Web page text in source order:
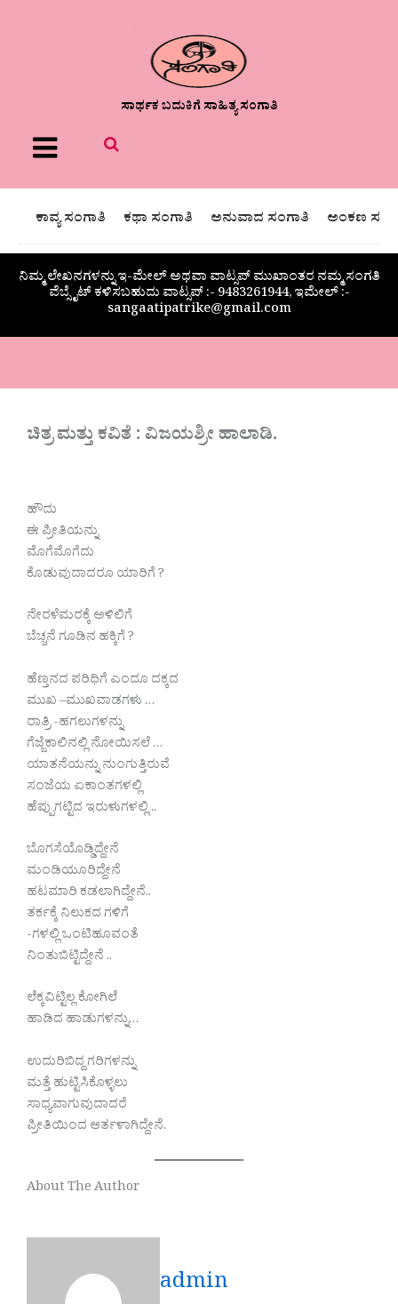
ಸಾರ್ಥಕ ಬದುಕಿಗೆ ಸಾಹಿತ್ಯ ಸಂಗಾತಿ
Menu
ಕಾವ್ಯ ಸಂಗಾತಿ ಕಥಾ ಸಂಗಾತಿ ಅನುವಾದ ಸಂಗಾತಿ ಅಂಕಣ
ನಿಮ್ಮ ಲೇಖನಗಳನ್ನು ಇ-ಮೇಲ್ ಅಥವಾ ವಾಟ್ಸಪ್ ಮುಖಾಂತರ ನಮ್ಮ ಸಂಗತಿ
ವೆಬ್ಸೈಟ್ ಕಳಿಸಬಹುದು ವಾಟ್ಸಪ್‌ :- 9483261944, ಇಮೇಲ್ :-
sangaatipatrike@gmail.com
ಚಿತ್ರ ಮತ್ತು ಕವಿತೆ : ವಿಜಯಶ್ರೀ ಹಾಲಾಡಿ.
ಹೌದು
ಈ ಪ್ರೀತಿಯನ್ನು
ಮೊಗೆಮೊಗೆದು
ಕೊಡುವುದಾದರೂ ಯಾರಿಗೆ ?
ನೇರಳೆಮರಕ್ಕೆ ಅಳಿಲಿಗೆ
ಬೆಚ್ಚನೆ ಗೂಡಿನ ಹಕ್ಕಿಗೆ ?
ಹೆಣ್ತನದ ಪರಿಧಿಗೆ ಎಂದೂ ದಕ್ಕದ
ಮುಖ –ಮುಖವಾಡಗಳು …
ರಾತ್ರಿ -ಹಗಲುಗಳನ್ನು
ಗೆಜ್ಜೆಕಾಲಿನಲ್ಲಿ ನೋಯಿಸಲೆ …
ಯಾತನೆಯನ್ನು ನುಂಗುತ್ತಿರುವೆ
ಸಂಜೆಯ ಏಕಾಂತಗಳಲ್ಲಿ
ಹೆಪ್ಪುಗಟ್ಟಿದ ಇರುಳುಗಳಲ್ಲಿ ..
ಬೊಗಸೆಯೊಡ್ಡಿದ್ದೇನೆ
ಮಂಡಿಯೂರಿದ್ದೇನೆ
ಹಟಮಾರಿ ಕಡಲಾಗಿದ್ದೇನೆ..
ತರ್ಕಕ್ಕೆ ನಿಲುಕದ ಗಳಿಗೆ
-ಗಳಲ್ಲಿ ಒಂಟಿಹೂವಂತೆ
ನಿಂತುಬಿಟ್ಟಿದ್ದೇನೆ ..
ಲೆಕ್ಕವಿಟ್ಟಿಲ್ಲ ಕೋಗಿಲೆ
ಹಾಡಿದ ಹಾಡುಗಳನ್ನು…
ಉದುರಿಬಿದ್ದ ಗರಿಗಳನ್ನು
ಮತ್ತೆ ಹುಟ್ಟಿಸಿಕೊಳ್ಳಲು
ಸಾಧ್ಯವಾಗುವುದಾದರೆ
ಪ್ರೀತಿಯಿಂದ ಆರ್ತಳಾಗಿದ್ದೇನೆ.
About The Author
admin